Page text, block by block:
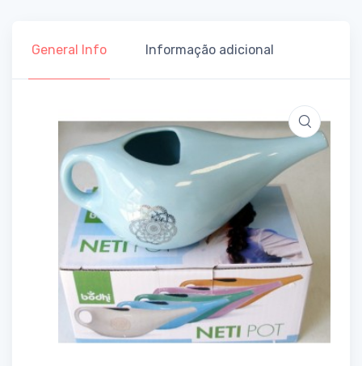
General Info Informação adicional